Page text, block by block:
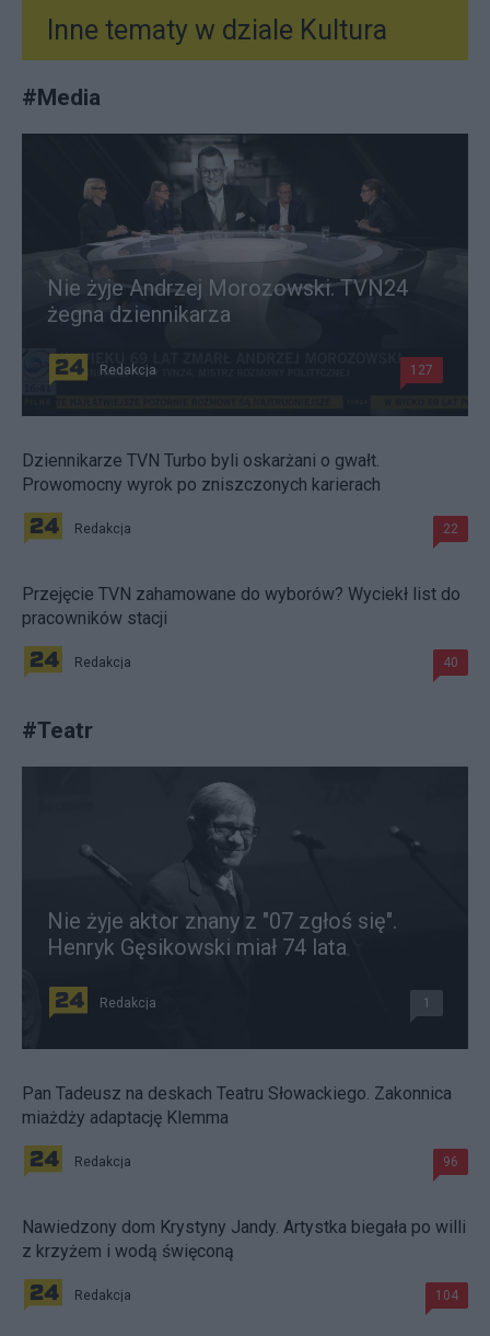
Inne tematy w dziale Kultura
#Media
Nie żyje Andrzej Morozowski. TVN24
żegna dziennikarza
Redakcja 127
Dziennikarze TVN Turbo byli oskarżani o gwałt.
Prowomocny wyrok po zniszczonych karierach
Redakcja 22
Przejęcie TVN zahamowane do wyborów? Wyciekł list do
pracowników stacji
Redakcja 40
#Teatr
Nie żyje aktor znany z "07 zgłoś się".
Henryk Gęsikowski miał 74 lata
Redakcja 1
Pan Tadeusz na deskach Teatru Słowackiego. Zakonnica
miażdży adaptację Klemma
Redakcja 96
Nawiedzony dom Krystyny Jandy. Artystka biegała po willi
z krzyżem i wodą święconą
Redakcja 104